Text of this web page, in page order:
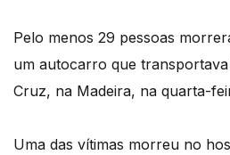
Pelo menos 29 pessoas
um autocarro que
Cruz, na Madeira, na quarta-
Uma das vítimas morreu no